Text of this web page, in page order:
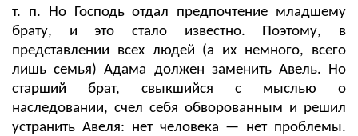
т. п. Но Господь отдал предпочтение младшему
брату, и это стало известно. Поэтому, в
представлении всех людей (а их немного, всего
лишь семья) Адама должен заменить Авель. Но
старший брат, свыкшийся с мыслью о
наследовании, счел себя обворованным и решил
устранить Авеля: нет человека — нет проблемы.